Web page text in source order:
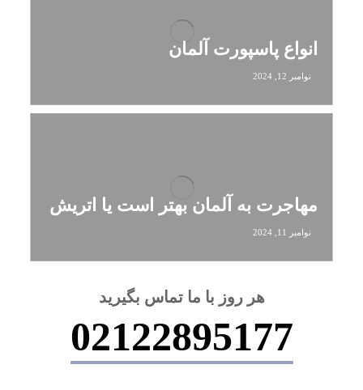
انواع پاسپورت آلمان
نوامبر 12, 2024
مهاجرت به آلمان بهتر است یا اتریش
نوامبر 11, 2024
هر روز با ما تماس بگیرید
02122895177